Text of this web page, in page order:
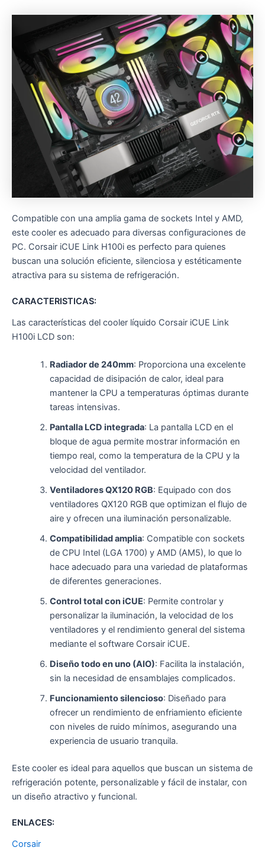
Compatible con una amplia gama de sockets Intel y AMD,
este cooler es adecuado para diversas configuraciones de
PC. Corsair iCUE Link H100i es perfecto para quienes
buscan una solución eficiente, silenciosa y estéticamente
atractiva para su sistema de refrigeración.
CARACTERISTICAS:
Las características del cooler líquido Corsair iCUE Link
H100i LCD son:
Radiador de 240mm: Proporciona una excelente
capacidad de disipación de calor, ideal para
mantener la CPU a temperaturas óptimas durante
tareas intensivas.
Pantalla LCD integrada: La pantalla LCD en el
bloque de agua permite mostrar información en
tiempo real, como la temperatura de la CPU y la
velocidad del ventilador.
Ventiladores QX120 RGB: Equipado con dos
ventiladores QX120 RGB que optimizan el flujo de
aire y ofrecen una iluminación personalizable.
Compatibilidad amplia: Compatible con sockets
de CPU Intel (LGA 1700) y AMD (AM5), lo que lo
hace adecuado para una variedad de plataformas
de diferentes generaciones.
Control total con iCUE: Permite controlar y
personalizar la iluminación, la velocidad de los
ventiladores y el rendimiento general del sistema
mediante el software Corsair iCUE.
Diseño todo en uno (AIO): Facilita la instalación,
sin la necesidad de ensamblajes complicados.
Funcionamiento silencioso: Diseñado para
ofrecer un rendimiento de enfriamiento eficiente
con niveles de ruido mínimos, asegurando una
experiencia de usuario tranquila.
Este cooler es ideal para aquellos que buscan un sistema de
refrigeración potente, personalizable y fácil de instalar, con
un diseño atractivo y funcional.
ENLACES:
Corsair